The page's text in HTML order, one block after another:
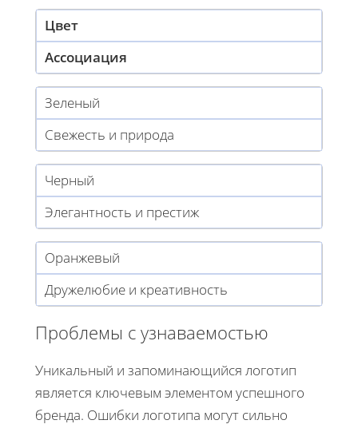
Цвет
Ассоциация
Зеленый
Свежесть и природа
Черный
Элегантность и престиж
Оранжевый
Дружелюбие и креативность
Проблемы с узнаваемостью
Уникальный и запоминающийся логотип
является ключевым элементом успешного
бренда. Ошибки логотипа могут сильно